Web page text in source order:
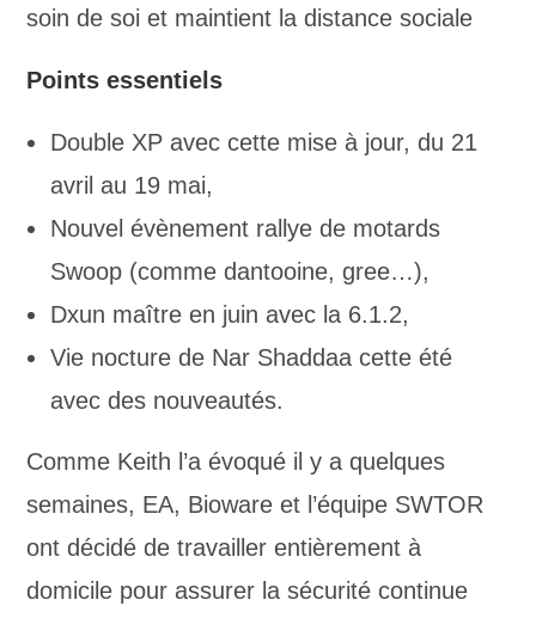
soin de soi et maintient la distance sociale
Points essentiels
Double XP avec cette mise à jour, du 21
avril au 19 mai,
Nouvel évènement rallye de motards
Swoop (comme dantooine, gree…),
Dxun maître en juin avec la 6.1.2,
Vie nocture de Nar Shaddaa cette été
avec des nouveautés.
Comme Keith l’a évoqué il y a quelques
semaines, EA, Bioware et l’équipe SWTOR
ont décidé de travailler entièrement à
domicile pour assurer la sécurité continue